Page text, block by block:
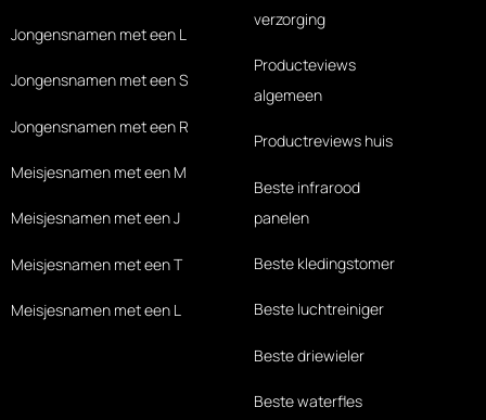
Jongensnamen met een L
Jongensnamen met een S
Jongensnamen met een R
Meisjesnamen met een M
Meisjesnamen met een J
Meisjesnamen met een T
Meisjesnamen met een L
verzorging
Producteviews
algemeen
Productreviews huis
Beste infrarood
panelen
Beste kledingstomer
Beste luchtreiniger
Beste driewieler
Beste waterfles